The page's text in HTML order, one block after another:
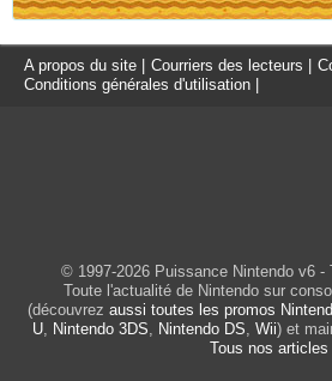
A propos du site Courriers des lecteurs
Conditions générales d'utilisation
© 1997-2026 Puissance Nintendo v6 -
Toute l'actualité de Nintendo sur
(découvrez aussi toutes les promos
U, Nintendo 3DS, Nintendo DS, Wii) et
Tous nos articles